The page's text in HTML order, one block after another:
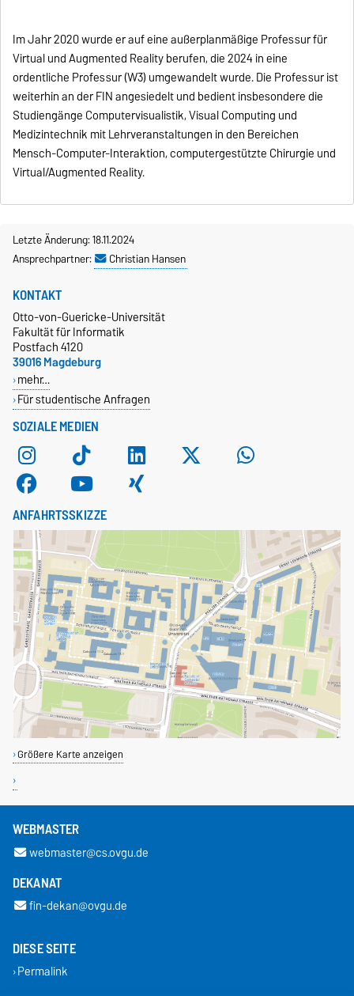
Im Jahr 2020 wurde er auf eine außerplanmäßige Professur für
Virtual und Augmented Reality berufen, die 2024 in eine
ordentliche Professur (W3) umgewandelt wurde. Die Professur ist
weiterhin an der FIN angesiedelt und bedient insbesondere die
Studiengänge Computervisualistik, Visual Computing und
Medizintechnik mit Lehrveranstaltungen in den Bereichen
Mensch-Computer-Interaktion, computergestützte Chirurgie und
Virtual/Augmented Reality.
Letzte Änderung: 18.11.2024
Ansprechpartner:
Christian Hansen
SOZIALE MEDIEN
KONTAKT
Otto-von-Guericke-Universität
Fakultät für Informatik
Postfach 4120
39016 Magdeburg
mehr…
Für studentische Anfragen
ANFAHRTSSKIZZE
Größere Karte anzeigen
WEBMASTER
webmaster@cs.ovgu.de
DEKANAT
fin-dekan@ovgu.de
DIESE SEITE
Permalink